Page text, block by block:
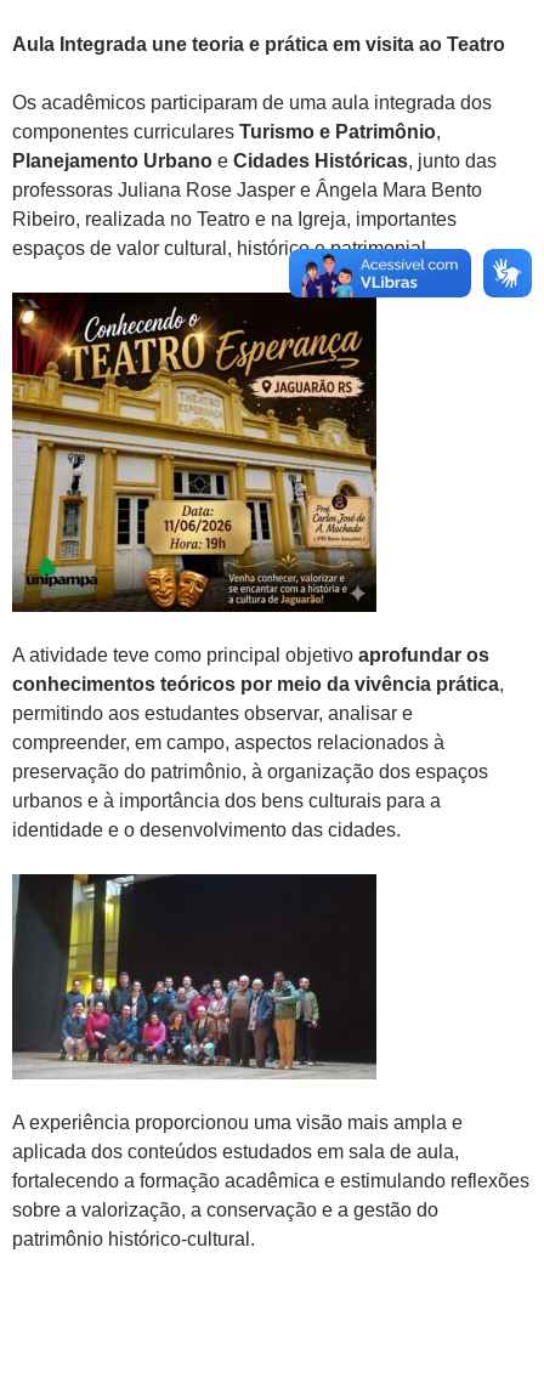
Aula Integrada une teoria e prática em visita ao Teatro
Os acadêmicos participaram de uma aula integrada dos
componentes curriculares Turismo e Patrimônio,
Planejamento Urbano e Cidades Históricas, junto das
professoras Juliana Rose Jasper e Ângela Mara Bento
Ribeiro, realizada no Teatro e na Igreja, importantes
espaços de valor cultural, histórico e patrimonial.
A atividade teve como principal objetivo aprofundar os
conhecimentos teóricos por meio da vivência prática,
permitindo aos estudantes observar, analisar e
compreender, em campo, aspectos relacionados à
preservação do patrimônio, à organização dos espaços
urbanos e à importância dos bens culturais para a
identidade e o desenvolvimento das cidades.
A experiência proporcionou uma visão mais ampla e
aplicada dos conteúdos estudados em sala de aula,
fortalecendo a formação acadêmica e estimulando reflexões
sobre a valorização, a conservação e a gestão do
patrimônio histórico-cultural.